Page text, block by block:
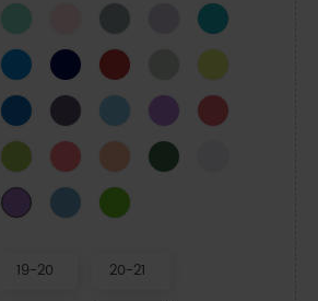
Lagoon Pink MilkConcreteLavandaTurbo Teal
Cobalto brilhante
NAVY Pimenta SHITAKEAcidity
OceanoDARK IRISVenetian Blue
Galaxy Melancia Neon
LimeadeGuava Electric Sunstone
Field Green
Purple Elite BlueCrocs Green
19-20 20-21